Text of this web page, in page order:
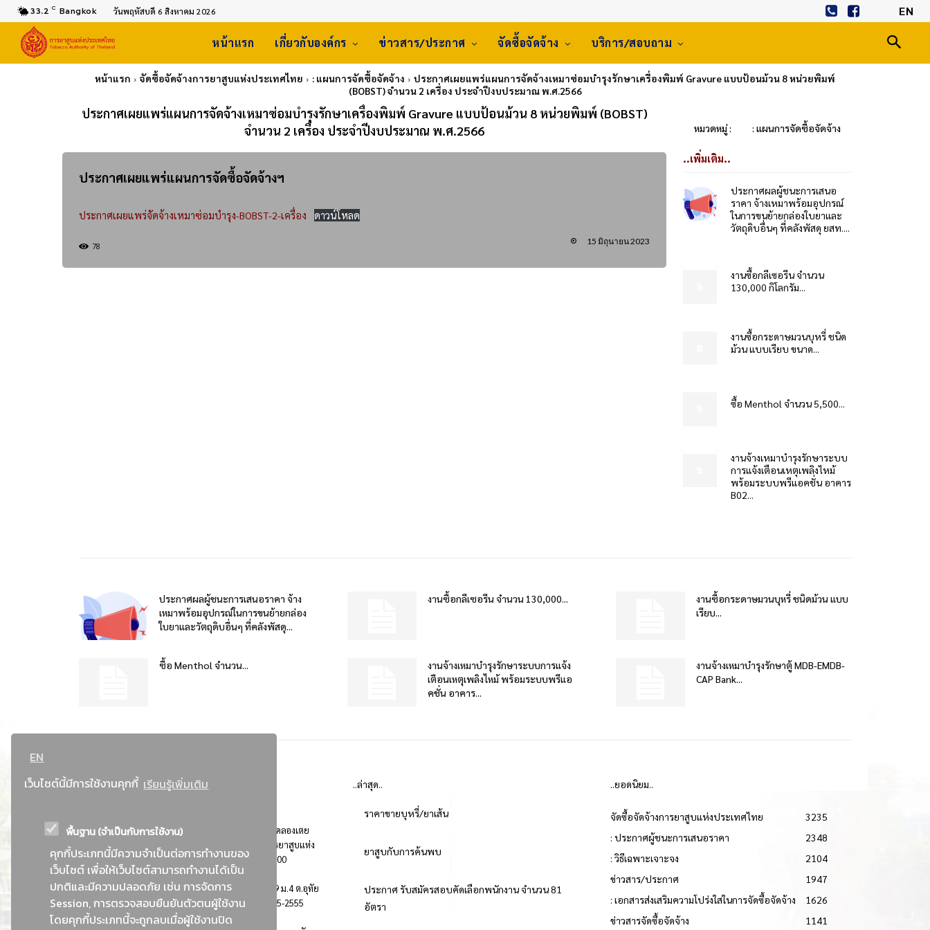
EN
เว็บไซต์นี้มีการใช้งานคุกกี้ เรียนรู้เพิ่มเติม
พื้นฐาน (จำเป็นกับการใช้งาน)
คุกกี้ประเภทนี้มีความจำเป็นต่อการทำงานของ
เว็บไซต์ เพื่อให้เว็บไซต์สามารถทำงานได้เป็น
ปกติและมีความปลอดภัย เช่น การจัดการ
Session, การตรวจสอบยืนยันตัวตนผู้ใช้งาน
โดยคุกกี้ประเภทนี้จะถูกลบเมื่อผู้ใช้งานปิด
33.2 C Bangkok วันพฤหัสบดี 6 สิงหาคม 2026 EN
หน้าแรก เกี่ยวกับองค์กร ข่าวสาร/ประกาศ จัดซื้อจัดจ้าง บริการ/สอบถาม
หน้าแรก จัดซื้อจัดจ้างการยาสูบแห่งประเทศไทย : แผนการจัดซื้อจัดจ้าง
ประกาศเผยแพร่แผนการจัดจ้างเหมาซ่อมบำรุงรักษาเครื่องพิมพ์ Gravure แบบป้อนม้วน 8 หน่วยพิมพ์
(BOBST) จำนวน 2 เครื่อง ประจำปีงบประมาณ พ.ศ.2566
ประกาศเผยแพร่แผนการจัดจ้างเหมาซ่อมบำรุงรักษาเครื่องพิมพ์ Gravure แบบป้อนม้วน 8 หน่วยพิมพ์ (BOBST)
จำนวน 2 เครื่อง ประจำปีงบประมาณ พ.ศ.2566
หมวดหมู่ : : แผนการจัดซื้อจัดจ้าง
ประกาศเผยแพร่แผนการจัดซื้อจัดจ้างฯ
ประกาศเผยแพร่จัดจ้างเหมาซ่อมบำรุง-BOBST-2-เครื่อง ดาวน์โหลด
78 15 มิถุนายน 2023
..เพิ่มเติม..
ประกาศผลผู้ชนะการเสนอ
ราคา จ้างเหมาพร้อมอุปกรณ์
ในการขนย้ายกล่องใบยาและ
วัตถุดิบอื่นๆ ที่คลังพัสดุ ยสท....
งานซื้อกลีเซอรีน จำนวน
130,000 กิโลกรัม...
งานซื้อกระดาษมวนบุหรี่ ชนิด
ม้วน แบบเรียบ ขนาด...
ซื้อ Menthol จำนวน 5,500...
งานจ้างเหมาบำรุงรักษาระบบ
การแจ้งเตือนเหตุเพลิงไหม้
พร้อมระบบพรีแอคชั่น อาคาร
B02...
ประกาศผลผู้ชนะการเสนอราคา จ้าง
เหมาพร้อมอุปกรณ์ในการขนย้ายกล่อง
ใบยาและวัตถุดิบอื่นๆ ที่คลังพัสดุ...
งานซื้อกลีเซอรีน จำนวน 130,000...
งานซื้อกระดาษมวนบุหรี่ ชนิดม้วน แบบ
เรียบ...
ซื้อ Menthol จำนวน...
งานจ้างเหมาบำรุงรักษาระบบการแจ้ง
เตือนเหตุเพลิงไหม้ พร้อมระบบพรีแอ
คชั่น อาคาร...
งานจ้างเหมาบำรุงรักษาตู้ MDB-EMDB-
CAP Bank...
ที่อยู่ : 184 ถนนพระรามที่ 4 แขวงคลองเตย เขตคลองเตย
กรุงเทพมหานคร 10110 ติดต่อประชาสัมพันธ์ การยาสูบแห่ง
ประเทศไทย Call center โทร. 0-2229-1000
การยาสูบแห่งประเทศไทย พระนครศรีอยุธยา : 999 ม.4 ต.อุทัย
อ.อุทัย จ.พระนครศรีอยุธยา 13210 โทร. 0-3535-2555
..ล่าสุด..
ราคาขายบุหรี่/ยาเส้น
ยาสูบกับการค้นพบ
ประกาศ รับสมัครสอบคัดเลือกพนักงาน จำนวน 81
อัตรา
..ยอดนิยม..
จัดซื้อจัดจ้างการยาสูบแห่งประเทศไทย
3235
: ประกาศผู้ชนะการเสนอราคา
2348
: วิธีเฉพาะเจาะจง
2104
ข่าวสาร/ประกาศ
1947
: เอกสารส่งเสริมความโปร่งใสในการจัดซื้อจัดจ้าง
1626
ข่าวสารจัดซื้อจัดจ้าง
1141